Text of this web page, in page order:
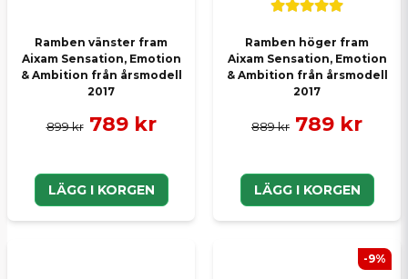
Ramben vänster fram
Aixam Sensation, Emotion
& Ambition från årsmodell
2017
899 kr 789 kr
LÄGG I KORGEN
Ramben höger fram
Aixam Sensation, Emotion
& Ambition från årsmodell
2017
889 kr 789 kr
LÄGG I KORGEN
-9%